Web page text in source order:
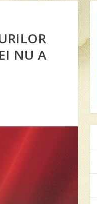
NU A